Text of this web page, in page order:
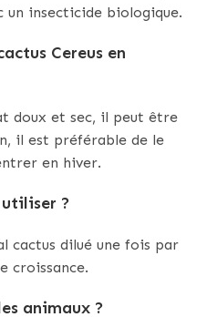
insecticide biologique.
Cereus en
doux et sec, il peut être
il est préférable de le
en hiver.
utiliser ?
cactus dilué une fois par
croissance.
animaux ?